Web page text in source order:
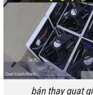
bán thay quạt